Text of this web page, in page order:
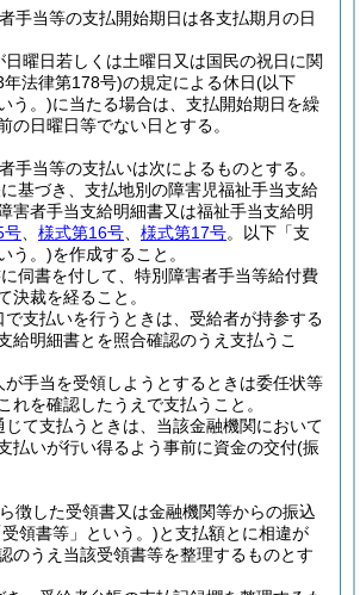
手当等の支払開始期日は各支払期月の日
日曜日若しくは土曜日又は国民の祝日に関
年法律第178号)の規定による休日(以下
う。)に当たる場合は、支払開始期日を繰
の日曜日等でない日とする。
手当等の支払いは次によるものとする。
基づき、支払地別の障害児福祉手当支給
害者手当支給明細書又は福祉手当支給明
号 様式第16号 様式第17号。以下「支
う。)を作成すること。
伺書を付して、特別障害者手当等給付費
決裁を経ること。
で支払いを行うときは、受給者が持参する
給明細書とを照合確認のうえ支払うこ
が手当を受領しようとするときは委任状等
れを確認したうえで支払うこと。
じて支払うときは、当該金融機関において
払いが行い得るよう事前に資金の交付(振
徴した受領書又は金融機関等からの振込
領書等」という。)と支払額とに相違が
のうえ当該受領書等を整理するものとす